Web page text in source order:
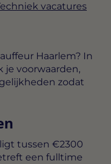
vacatures
Haarlem? In
je voorwaarden,
zodat
tussen €2300
een fulltime